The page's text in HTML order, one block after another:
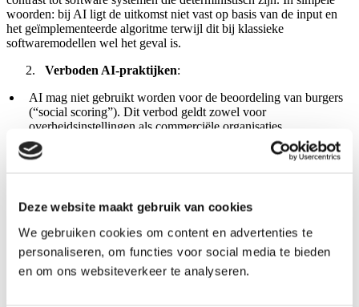
Deze website maakt gebruik van cookies
We gebruiken cookies om content en advertenties te
personaliseren, om functies voor social media te bieden
en om ons websiteverkeer te analyseren.
woorden: bij AI ligt de uitkomst niet vast op basis van de input en
het geïmplementeerde algoritme terwijl dit bij klassieke
softwaremodellen wel het geval is.
Verboden AI-praktijken:
AI mag niet gebruikt worden voor de beoordeling van burgers
(“social scoring”). Dit verbod geldt zowel voor
overheidsinstellingen als commerciële organisaties.
AI mag er nooit toe leiden dat kwetsbaarheden van een
specifieke groep personen uitgebuit kunnen worden. Denk
in openbare ruimten door rechtshandhaving instanties zijn alleen
toegestaan als ze strikt noodzakelijk zijn en met
uitzonderingstoestemming.
Classificatie van AI-systemen: